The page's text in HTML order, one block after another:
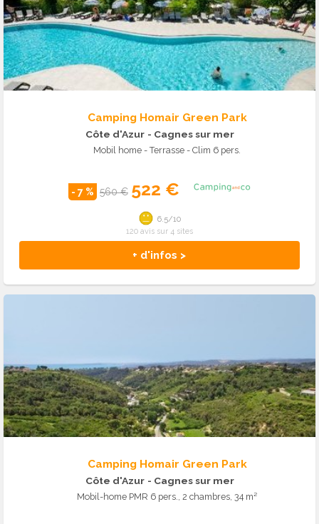
Camping Homair Green Park
Côte d'Azur - Cagnes sur mer
Mobil home - Terrasse - Clim 6 pers.
- 7 % 560 € 522 €
+ d'infos >
6.5/10
120 avis sur 4 sites
Camping Homair Green Park
Côte d'Azur - Cagnes sur mer
Mobil-home PMR 6 pers., 2 chambres, 34 m²